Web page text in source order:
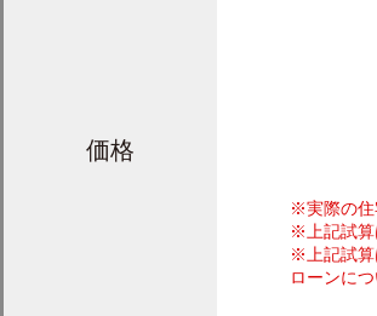
価格
※実際の住
※上記試算
※上記試算
ローンに